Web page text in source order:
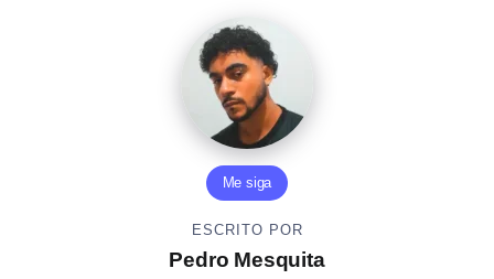
Me siga
ESCRITO POR
Pedro Mesquita